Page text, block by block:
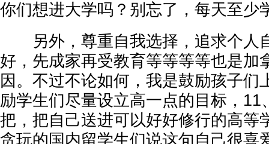
你们想进大学吗？别忘了，每天至少
另外，尊重自我选择，追求个人
好，先成家再受教育等等等等也是加
因。不过不论如何，我是鼓励孩子们
励学生们尽量设立高一点的目标，11
把，把自己送进可以好好修行的高等
贪玩的国内留学生们说这句自己很喜